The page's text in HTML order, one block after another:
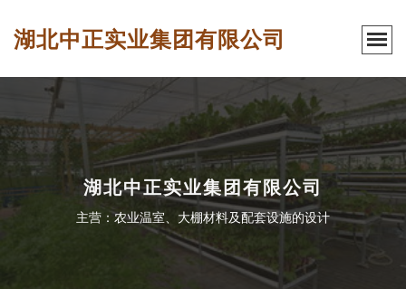
湖北中正实业集团有限公司
湖北中正实业集团有限公司
主营：农业温室、大棚材料及配套设施的设计